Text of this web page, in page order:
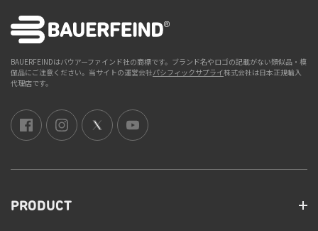
BAUERFEINDはバウアーファインド社の商標です。ブランド名やロゴの記載がない類似品・模
倣品にご注意ください。当サイトの運営会社パシフィックサプライ株式会社は日本正規輸入
代理店です。
PRODUCT